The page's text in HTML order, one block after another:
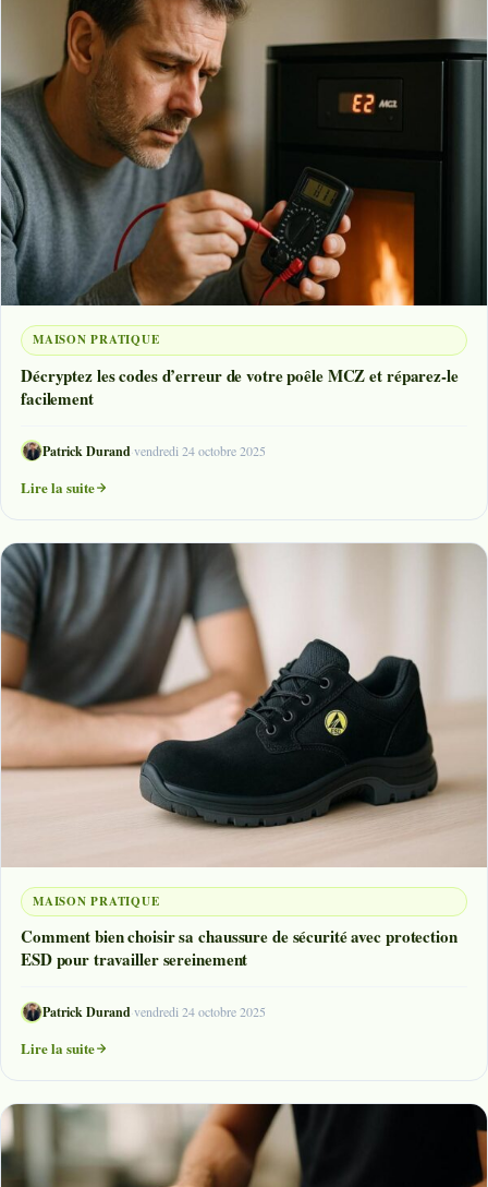
MAISON PRATIQUE
Décryptez les codes d’erreur de votre poêle MCZ et réparez-le
facilement
Patrick Durand·vendredi 24 octobre 2025
Lire la suite
MAISON PRATIQUE
Comment bien choisir sa chaussure de sécurité avec protection
ESD pour travailler sereinement
Patrick Durand·vendredi 24 octobre 2025
Lire la suite